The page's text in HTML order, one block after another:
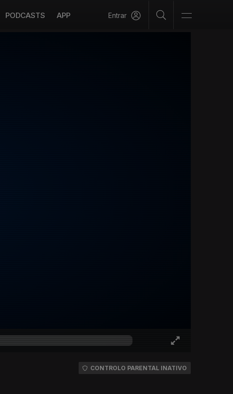
PODCASTS APP Entrar
CONTROLO PARENTAL INATIVO